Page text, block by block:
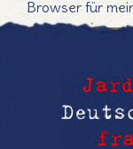
Browser für